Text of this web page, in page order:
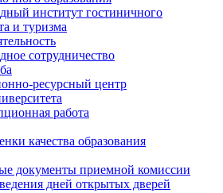
институт гостиничного
и туризма
сотрудничество
ресурсный центр
работа
качества образования
документы приемной комиссии
дней открытых дверей